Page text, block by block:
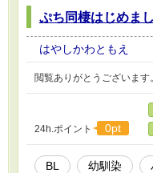
ぷち同棲はじめま
はやしかわともえ
閲覧ありがとうございます
24h.ポイント 0pt
BL 幼馴染